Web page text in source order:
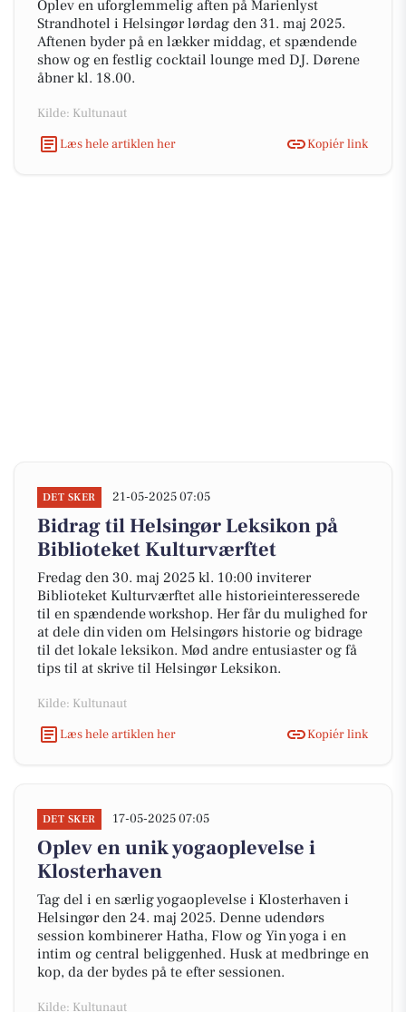
Oplev en uforglemmelig aften på Marienlyst
Strandhotel i Helsingør lørdag den 31. maj 2025.
Aftenen byder på en lækker middag, et spændende
show og en festlig cocktail lounge med DJ. Dørene
åbner kl. 18.00.
Kilde: Kultunaut
Læs hele artiklen her
Kopiér link
DET SKER 21-05-2025 07:05
Bidrag til Helsingør Leksikon på
Biblioteket Kulturværftet
Fredag den 30. maj 2025 kl. 10:00 inviterer
Biblioteket Kulturværftet alle historieinteresserede
til en spændende workshop. Her får du mulighed for
at dele din viden om Helsingørs historie og bidrage
til det lokale leksikon. Mød andre entusiaster og få
tips til at skrive til Helsingør Leksikon.
Kilde: Kultunaut
Læs hele artiklen her
Kopiér link
DET SKER 17-05-2025 07:05
Oplev en unik yogaoplevelse i
Klosterhaven
Tag del i en særlig yogaoplevelse i Klosterhaven i
Helsingør den 24. maj 2025. Denne udendørs
session kombinerer Hatha, Flow og Yin yoga i en
intim og central beliggenhed. Husk at medbringe en
kop, da der bydes på te efter sessionen.
Kilde: Kultunaut